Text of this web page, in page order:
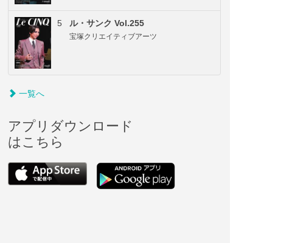
5 ル・サンク Vol.255
宝塚クリエイティブアーツ
一覧へ
アプリダウンロード
はこちら